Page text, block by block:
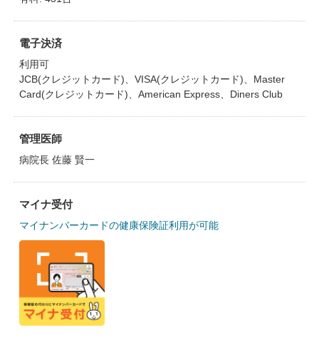
電子決済
利用可
JCB(クレジットカード)、VISA(クレジットカード)、Master
Card(クレジットカード)、American Express、Diners Club
管理医師
病院長 佐藤 賢一
マイナ受付
マイナンバーカードの健康保険証利用が可能